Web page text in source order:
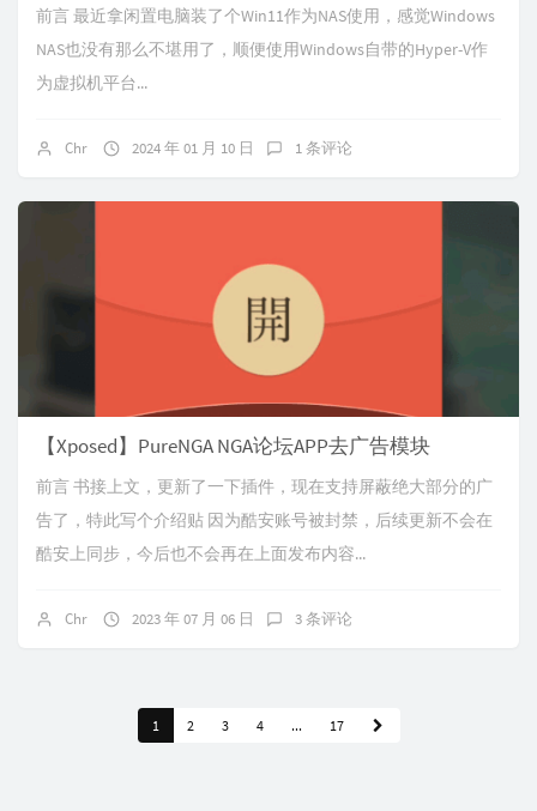
前言 最近拿闲置电脑装了个Win11作为NAS使用，感觉Windows
NAS也没有那么不堪用了，顺便使用Windows自带的Hyper-V作
为虚拟机平台...
Chr 2024 年 01 月 10 日 1 条评论
【Xposed】PureNGA NGA论坛APP去广告模块
前言 书接上文，更新了一下插件，现在支持屏蔽绝大部分的广
告了，特此写个介绍贴 因为酷安账号被封禁，后续更新不会在
酷安上同步，今后也不会再在上面发布内容...
Chr 2023 年 07 月 06 日 3 条评论
1 2 3 4 ... 17